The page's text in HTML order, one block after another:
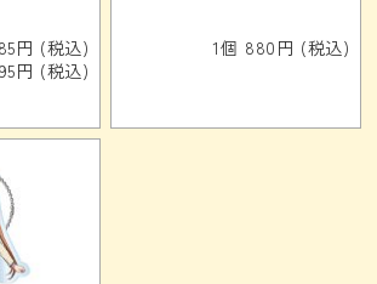
円 (税込)
円 (税込)
1個 880円 (税込)